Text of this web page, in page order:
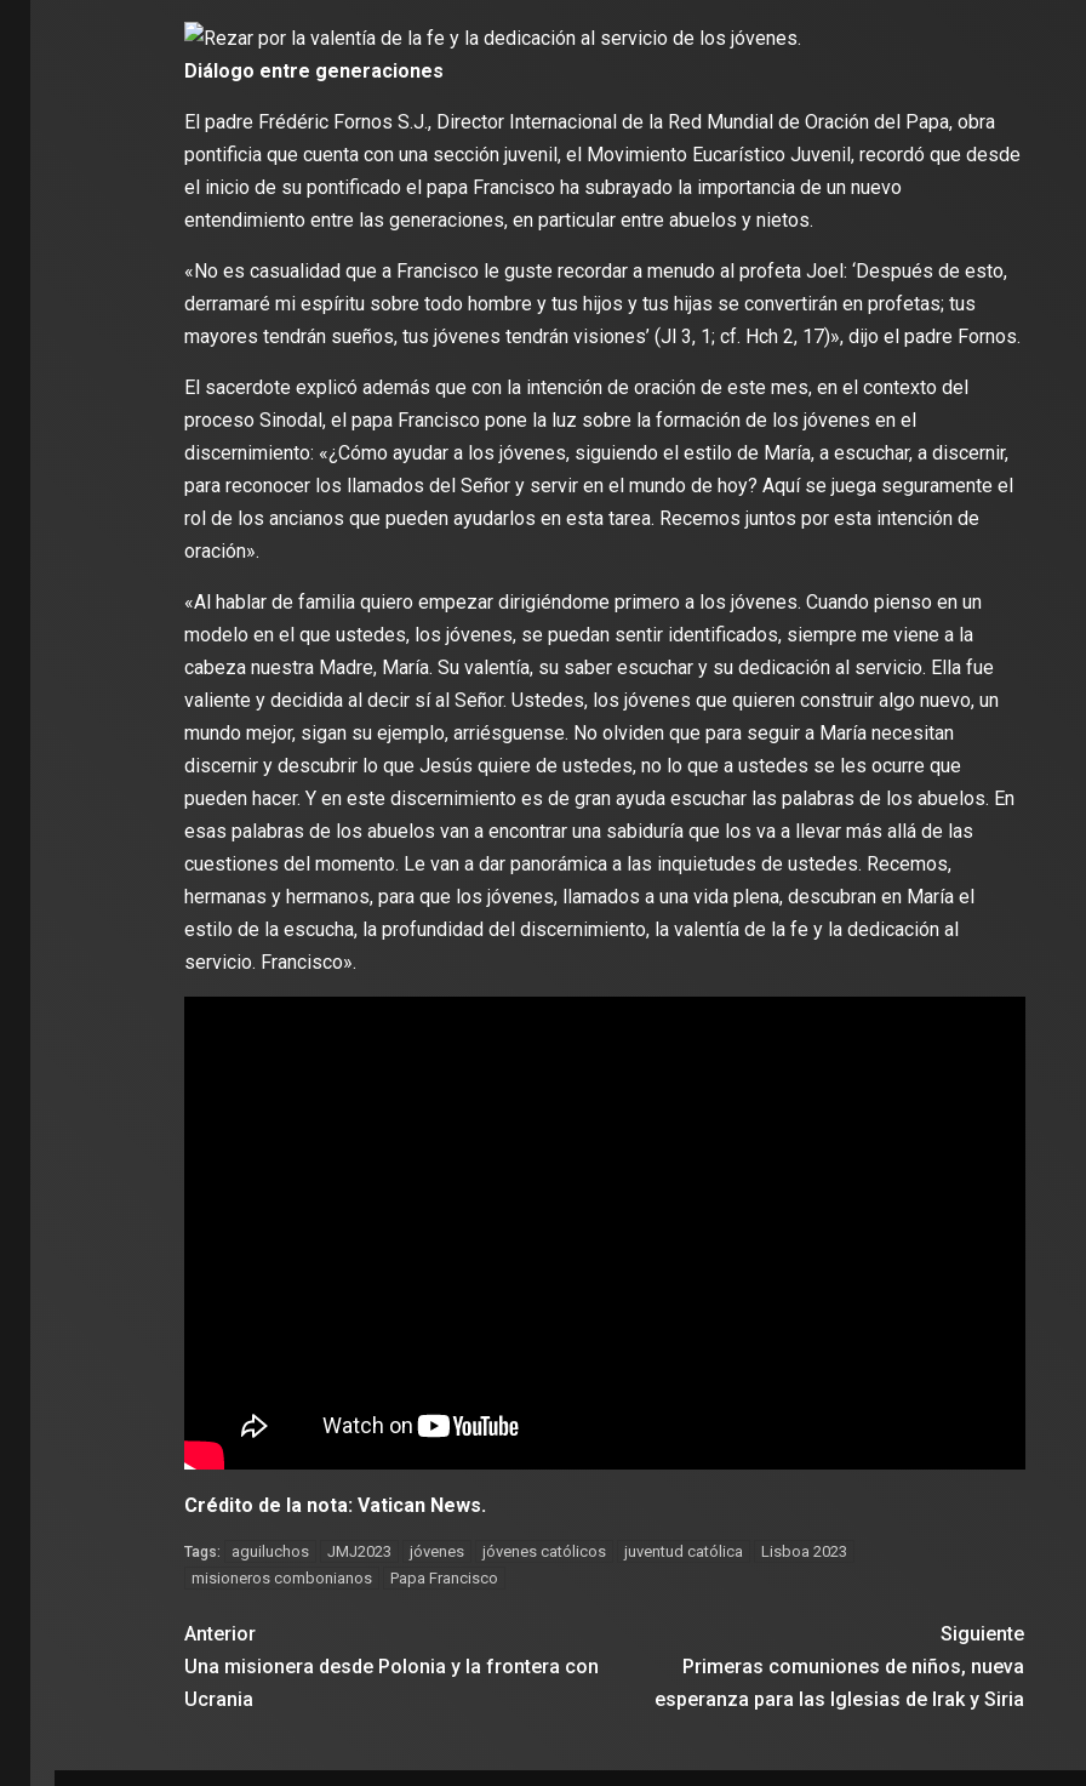
Diálogo entre generaciones
El padre Frédéric Fornos S.J., Director Internacional de la Red Mundial de Oración del Papa, obra
pontificia que cuenta con una sección juvenil, el Movimiento Eucarístico Juvenil, recordó que desde
el inicio de su pontificado el papa Francisco ha subrayado la importancia de un nuevo
entendimiento entre las generaciones, en particular entre abuelos y nietos.
«No es casualidad que a Francisco le guste recordar a menudo al profeta Joel: ‘Después de esto,
derramaré mi espíritu sobre todo hombre y tus hijos y tus hijas se convertirán en profetas; tus
mayores tendrán sueños, tus jóvenes tendrán visiones’ (Jl 3, 1; cf. Hch 2, 17)», dijo el padre Fornos.
El sacerdote explicó además que con la intención de oración de este mes, en el contexto del
proceso Sinodal, el papa Francisco pone la luz sobre la formación de los jóvenes en el
discernimiento: «¿Cómo ayudar a los jóvenes, siguiendo el estilo de María, a escuchar, a discernir,
para reconocer los llamados del Señor y servir en el mundo de hoy? Aquí se juega seguramente el
rol de los ancianos que pueden ayudarlos en esta tarea. Recemos juntos por esta intención de
oración».
«Al hablar de familia quiero empezar dirigiéndome primero a los jóvenes. Cuando pienso en un
modelo en el que ustedes, los jóvenes, se puedan sentir identificados, siempre me viene a la
cabeza nuestra Madre, María. Su valentía, su saber escuchar y su dedicación al servicio. Ella fue
valiente y decidida al decir sí al Señor. Ustedes, los jóvenes que quieren construir algo nuevo, un
mundo mejor, sigan su ejemplo, arriésguense. No olviden que para seguir a María necesitan
discernir y descubrir lo que Jesús quiere de ustedes, no lo que a ustedes se les ocurre que
pueden hacer. Y en este discernimiento es de gran ayuda escuchar las palabras de los abuelos. En
esas palabras de los abuelos van a encontrar una sabiduría que los va a llevar más allá de las
cuestiones del momento. Le van a dar panorámica a las inquietudes de ustedes. Recemos,
hermanas y hermanos, para que los jóvenes, llamados a una vida plena, descubran en María el
estilo de la escucha, la profundidad del discernimiento, la valentía de la fe y la dedicación al
servicio. Francisco».
Crédito de la nota: Vatican News.
Tags: aguiluchos JMJ2023 jóvenes jóvenes católicos juventud católica
Lisboa 2023
misioneros combonianos
Papa Francisco
Anterior
Una misionera desde Polonia y la frontera con
Ucrania
Siguiente
Primeras comuniones de niños, nueva
esperanza para las Iglesias de Irak y Siria